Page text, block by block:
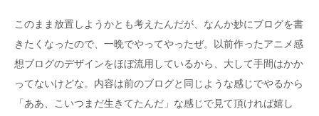
このまま放置しようかとも考えたんだが、なんか妙にブログを書
きたくなったので、一晩でやってやったぜ。以前作ったアニメ感
想ブログのデザインをほぼ流用しているから、大して手間はかか
ってないけどな。内容は前のブログと同じような感じでやるから
「ああ、こいつまだ生きてたんだ」な感じで見て頂ければ嬉し